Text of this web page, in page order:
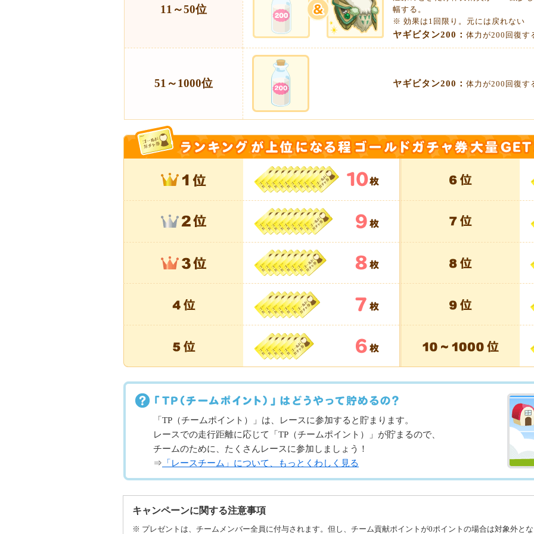
11～50位
幅する。
※ 効果は1回限り。元には戻れない
ヤギビタン200： 体力が200回復す
51～1000位 ヤギビタン200： 体力が200回復す
「TP（チームポイント）」は、レースに参加すると貯まります。
レースでの走行距離に応じて「TP（チームポイント）」が貯まるので、
チームのために、たくさんレースに参加しましょう！
⇒ 「レースチーム」について、もっとくわしく見る
キャンペーンに関する注意事項
※ プレゼントは、チームメンバー全員に付与されます。但し、チーム貢献ポイントが0ポイントの場合は対象外と